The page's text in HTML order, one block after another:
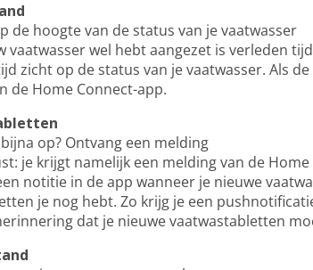
de hoogte van de status van je vaatwasser
vaatwasser wel hebt aangezet is verleden
zicht op de status van je vaatwasser. Als
de Home Connect-app.
op? Ontvang een melding
je krijgt namelijk een melding van de
notitie in de app wanneer je nieuwe
je nog hebt. Zo krijg je een
dat je nieuwe vaatwastabletten